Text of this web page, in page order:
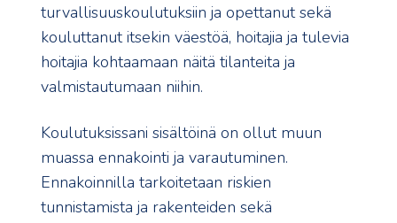
turvallisuuskoulutuksiin ja opettanut sekä
kouluttanut itsekin väestöä, hoitajia ja tulevia
hoitajia kohtaamaan näitä tilanteita ja
valmistautumaan niihin.
Koulutuksissani sisältöinä on ollut muun
muassa ennakointi ja varautuminen.
Ennakoinnilla tarkoitetaan riskien
tunnistamista ja rakenteiden sekä